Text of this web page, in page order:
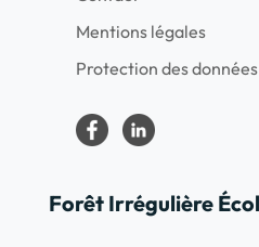
Mentions légales
Protection des
Forêt Irrégulière